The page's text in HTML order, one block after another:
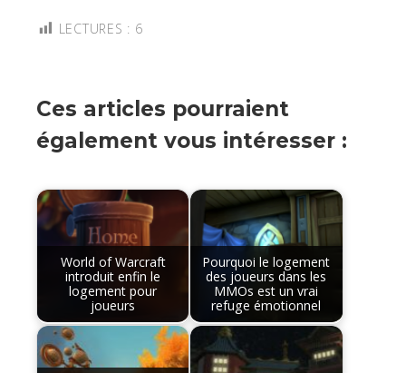
LECTURES : 6
Ces articles pourraient
également vous intéresser :
World of Warcraft
introduit enfin le
logement pour
joueurs
Pourquoi le logement
des joueurs dans les
MMOs est un vrai
refuge émotionnel